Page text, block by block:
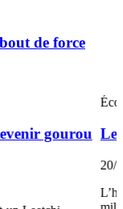
de force
gourou Le
20/